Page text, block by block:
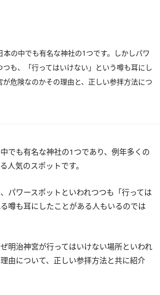
本の中でも有名な神社の1つです。しかしパワ
つも、「行ってはいけない」という噂も耳にし
が危険なのかその理由と、正しい参拝方法につ
でも有名な神社の1つであり、例年多くの
人気のスポットです。
パワースポットといわれつつも「行っては
噂も耳にしたことがある人もいるのでは
明治神宮が行ってはいけない場所といわれ
由について、正しい参拝方法と共に紹介